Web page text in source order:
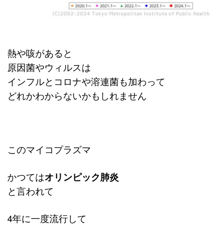
熱や咳があると
原因菌やウィルスは
インフルとコロナや溶連菌も加わって
どれかわからないかもしれません
このマイコプラズマ
かつてはオリンピック肺炎
と言われて
4年に一度流行して